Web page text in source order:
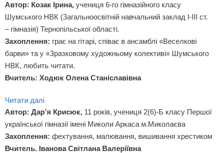
Автор: Козак Ірина, учениця 6-го гімназійного класу
Шумського НВК (Загальноосвітній навчальний заклад І-ІІІ ст.
– гімназія) Тернопільської області.
Захоплення: грає на гітарі, співає в ансамблі «Веселкові
барви» та у «Зразковому художньому колективі» Шумського
НВК, любить читати.
Вчитель: Ходюк Олена Станіславівна
Читати далі
Автор: Дар’я Крисюк, 11 років, учениця 2(6)-Б класу Першої
української гімназії імені Миколи Аркаса м.Миколаєва
Захоплення: фехтування, малювання, вишивання хрестиком
Вчитель. Іванова Світлана Валеріївна